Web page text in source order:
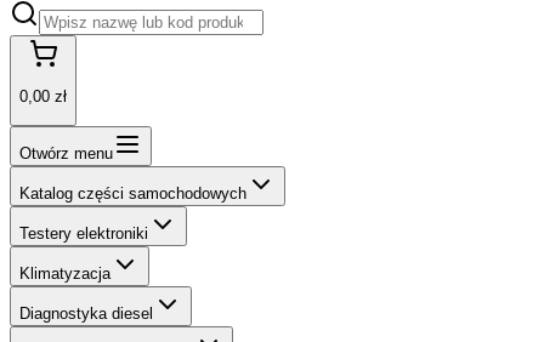
0,00 zł
Otwórz menu
Katalog części samochodowych
Testery elektroniki
Klimatyzacja
Diagnostyka diesel